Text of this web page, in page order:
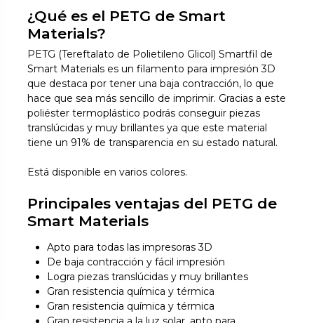
¿Qué es el PETG de Smart
Materials?
PETG (Tereftalato de Polietileno Glicol) Smartfil de
Smart Materials es un filamento para impresión 3D
que destaca por tener una baja contracción, lo que
hace que sea más sencillo de imprimir. Gracias a este
poliéster termoplástico podrás conseguir piezas
translúcidas y muy brillantes ya que este material
tiene un 91% de transparencia en su estado natural.
Está disponible en varios colores.
Principales ventajas del PETG de
Smart Materials
Apto para todas las impresoras 3D
De baja contracción y fácil impresión
Logra piezas translúcidas y muy brillantes
Gran resistencia química y térmica
Gran resistencia química y térmica